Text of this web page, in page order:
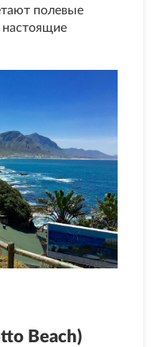
полевые
Beach)